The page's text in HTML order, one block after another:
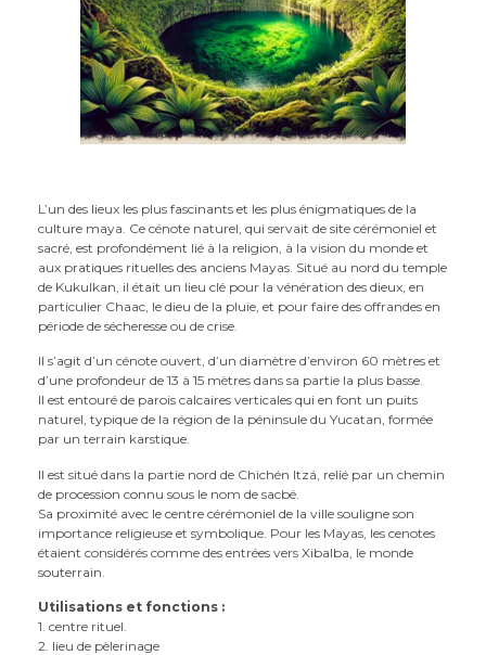
L’un des lieux les plus fascinants et les plus énigmatiques de la
culture maya. Ce cénote naturel, qui servait de site cérémoniel et
sacré, est profondément lié à la religion, à la vision du monde et
aux pratiques rituelles des anciens Mayas. Situé au nord du temple
de Kukulkan, il était un lieu clé pour la vénération des dieux, en
particulier Chaac, le dieu de la pluie, et pour faire des offrandes en
période de sécheresse ou de crise.
Il s’agit d’un cénote ouvert, d’un diamètre d’environ 60 mètres et
d’une profondeur de 13 à 15 mètres dans sa partie la plus basse.
Il est entouré de parois calcaires verticales qui en font un puits
naturel, typique de la région de la péninsule du Yucatan, formée
par un terrain karstique.
Il est situé dans la partie nord de Chichén Itzá, relié par un chemin
de procession connu sous le nom de sacbé.
Sa proximité avec le centre cérémoniel de la ville souligne son
importance religieuse et symbolique. Pour les Mayas, les cenotes
étaient considérés comme des entrées vers Xibalba, le monde
souterrain.
Utilisations et fonctions :
1. centre rituel.
2. lieu de pèlerinage